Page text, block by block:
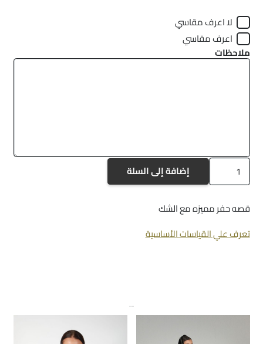
لا اعرف مقاسي
اعرف مقاسي
ملاحظات
كمية
ِa-
إضافة إلى السلة
قصه حفر مميزه مع الشك
تعرف علي القياسات الأساسية
منتجات ذات صلة